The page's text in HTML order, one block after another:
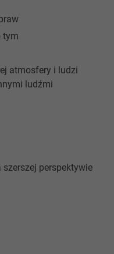
tym
atmosfery i ludzi
ludźmi
szerszej perspektywie